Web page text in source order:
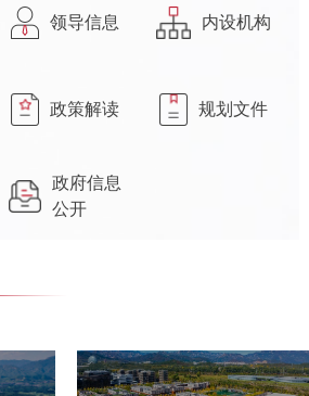
领导信息 内设机构
政策解读 规划文件
政府信息
公开